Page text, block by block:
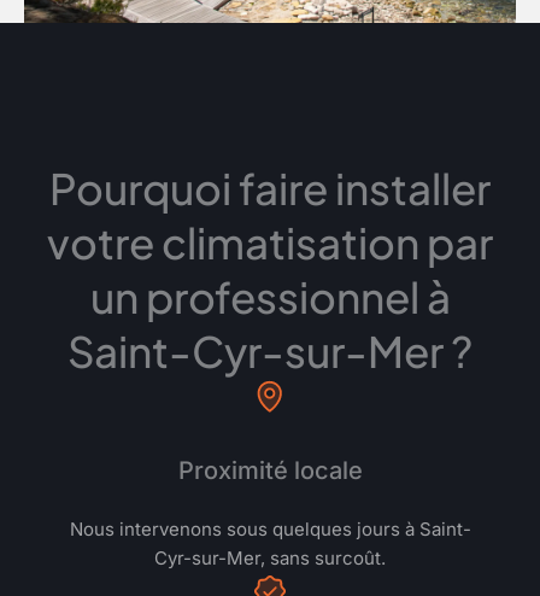
Pourquoi faire installer
votre climatisation par
un professionnel à
Saint-Cyr-sur-Mer ?
Proximité locale
Nous intervenons sous quelques jours à Saint-
Cyr-sur-Mer, sans surcoût.